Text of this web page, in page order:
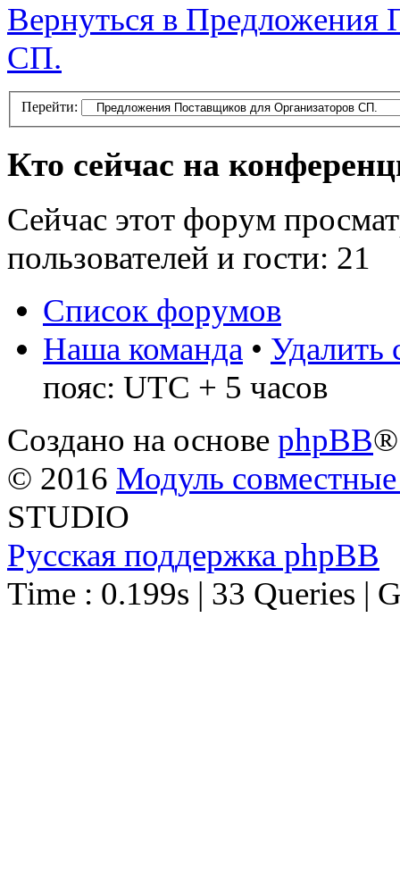
Вернуться в Предложения
СП.
Перейти:
Кто сейчас на
Сейчас этот форум
пользователей и гости: 21
Список форумов
Наша команда • Удалить
пояс: UTC + 5 часов
Создано на основе phpBB®
© 2016 Модуль
STUDIO
Русская поддержка phpBB
Time : 0.199s | 33 Queries |